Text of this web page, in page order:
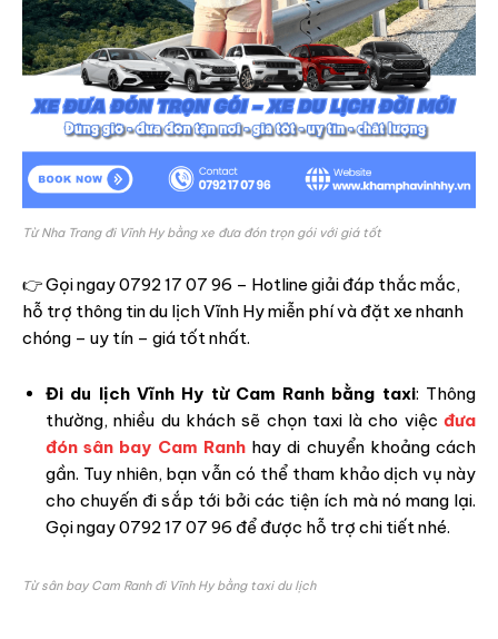
Từ Nha Trang đi Vĩnh Hy bằng xe đưa đón trọn gói với giá tốt
👉 Gọi ngay 0792 17 07 96 – Hotline giải đáp thắc mắc,
hỗ trợ thông tin du lịch Vĩnh Hy miễn phí và đặt xe nhanh
chóng – uy tín – giá tốt nhất.
Đi du lịch Vĩnh Hy từ Cam Ranh bằng taxi: Thông
thường, nhiều du khách sẽ chọn taxi là cho việc đưa
đón sân bay Cam Ranhhay di chuyển khoảng cách
gần. Tuy nhiên, bạn vẫn có thể tham khảo dịch vụ này
cho chuyến đi sắp tới bởi các tiện ích mà nó mang lại.
Gọi ngay 0792 17 07 96 để được hỗ trợ chi tiết nhé.
Từ sân bay Cam Ranh đi Vĩnh Hy bằng taxi du lịch